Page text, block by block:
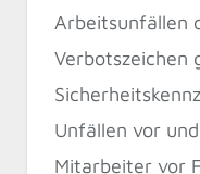
Arbeitsunfällen
Verbotszeichen
Unfällen vor
Mitarbeiter vor